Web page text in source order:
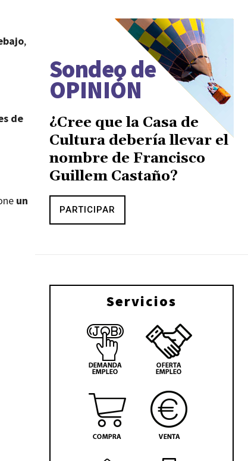
,
de
un
Sondeo de
OPINIÓN
¿Cree que la Casa de
Cultura debería llevar el
nombre de Francisco
Guillem Castaño?
PARTICIPAR
Servicios